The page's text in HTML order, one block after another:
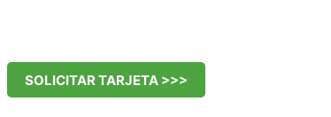
SOLICITAR TARJETA >>>